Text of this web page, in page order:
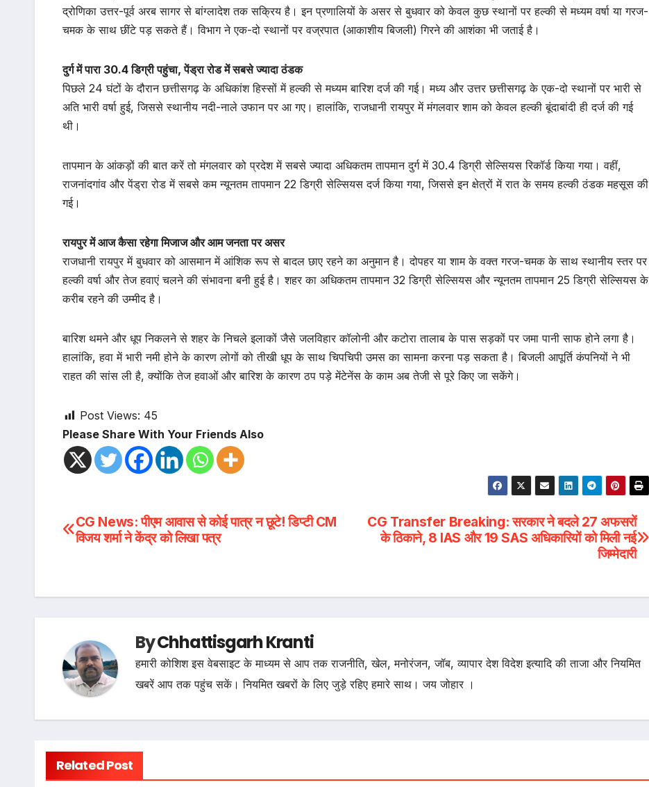
द्रोणिका उत्तर-पूर्व अरब सागर से बांग्लादेश तक सक्रिय है। इन प्रणालियों के असर से बुधवार को केवल कुछ स्थानों पर हल्की से मध्यम वर्षा या गरज-
चमक के साथ छींटे पड़ सकते हैं। विभाग ने एक-दो स्थानों पर वज्रपात (आकाशीय बिजली) गिरने की आशंका भी जताई है।
दुर्ग में पारा 30.4 डिग्री पहुंचा, पेंड्रा रोड में सबसे ज्यादा ठंडक
पिछले 24 घंटों के दौरान छत्तीसगढ़ के अधिकांश हिस्सों में हल्की से मध्यम बारिश दर्ज की गई। मध्य और उत्तर छत्तीसगढ़ के एक-दो स्थानों पर भारी से
अति भारी वर्षा हुई, जिससे स्थानीय नदी-नाले उफान पर आ गए। हालांकि, राजधानी रायपुर में मंगलवार शाम को केवल हल्की बूंदाबांदी ही दर्ज की गई
थी।
तापमान के आंकड़ों की बात करें तो मंगलवार को प्रदेश में सबसे ज्यादा अधिकतम तापमान दुर्ग में 30.4 डिग्री सेल्सियस रिकॉर्ड किया गया। वहीं,
राजनांदगांव और पेंड्रा रोड में सबसे कम न्यूनतम तापमान 22 डिग्री सेल्सियस दर्ज किया गया, जिससे इन क्षेत्रों में रात के समय हल्की ठंडक महसूस की
गई।
रायपुर में आज कैसा रहेगा मिजाज और आम जनता पर असर
राजधानी रायपुर में बुधवार को आसमान में आंशिक रूप से बादल छाए रहने का अनुमान है। दोपहर या शाम के वक्त गरज-चमक के साथ स्थानीय स्तर पर
हल्की वर्षा और तेज हवाएं चलने की संभावना बनी हुई है। शहर का अधिकतम तापमान 32 डिग्री सेल्सियस और न्यूनतम तापमान 25 डिग्री सेल्सियस के
करीब रहने की उम्मीद है।
बारिश थमने और धूप निकलने से शहर के निचले इलाकों जैसे जलविहार कॉलोनी और कटोरा तालाब के पास सड़कों पर जमा पानी साफ होने लगा है।
हालांकि, हवा में भारी नमी होने के कारण लोगों को तीखी धूप के साथ चिपचिपी उमस का सामना करना पड़ सकता है। बिजली आपूर्ति कंपनियों ने भी
राहत की सांस ली है, क्योंकि तेज हवाओं और बारिश के कारण ठप पड़े मेंटेनेंस के काम अब तेजी से पूरे किए जा सकेंगे।
Post Views: 45
Please Share With Your Friends Also
Post
navigation
CG Transfer Breaking: सरकार ने बदले 27 अफसरों
के ठिकाने, 8 IAS और 19 SAS अधिकारियों को मिली नई
जिम्मेदारी
CG News: पीएम आवास से कोई पात्र न छूटे! डिप्टी CM
विजय शर्मा ने केंद्र को लिखा पत्र
ByChhattisgarh Kranti
हमारी कोशिश इस वेबसाइट के माध्यम से आप तक राजनीति, खेल, मनोरंजन, जॉब, व्यापार देश विदेश इत्यादि की ताजा और नियमित
खबरें आप तक पहुंच सकें। नियमित खबरों के लिए जुड़े रहिए हमारे साथ। जय जोहार ।
Related Post